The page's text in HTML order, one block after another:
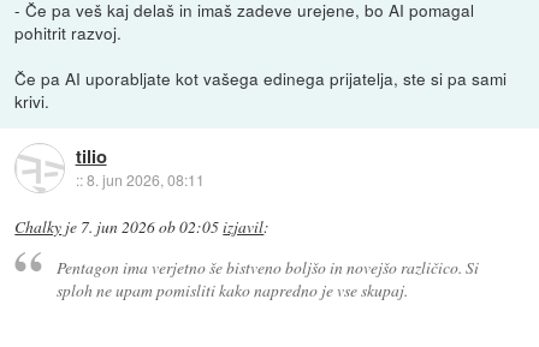
- Če pa veš kaj delaš in imaš zadeve urejene, bo AI pomagal
pohitrit razvoj.
Če pa AI uporabljate kot vašega edinega prijatelja, ste si pa sami
krivi.
tilio
::8. jun 2026, 08:11
Chalky je 7. jun 2026 ob 02:05izjavil:
Pentagon ima verjetno še bistveno boljšo in novejšo različico. Si
sploh ne upam pomisliti kako napredno je vse skupaj.